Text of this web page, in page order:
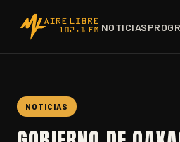
NOTICIAS
NOTICIAS